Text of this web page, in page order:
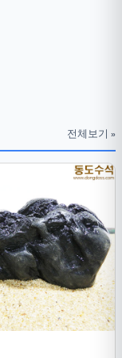
전체보기 »